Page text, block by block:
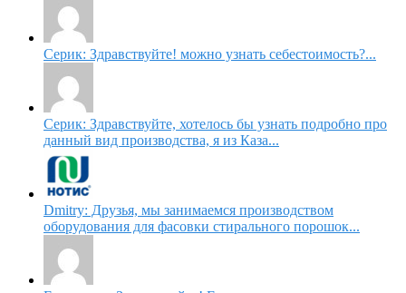
Серик: Здравствуйте! можно узнать себестоимость?...
Серик: Здравствуйте, хотелось бы узнать подробно про
данный вид производства, я из Каза...
Dmitry: Друзья, мы занимаемся производством
оборудования для фасовки стирального порошок...